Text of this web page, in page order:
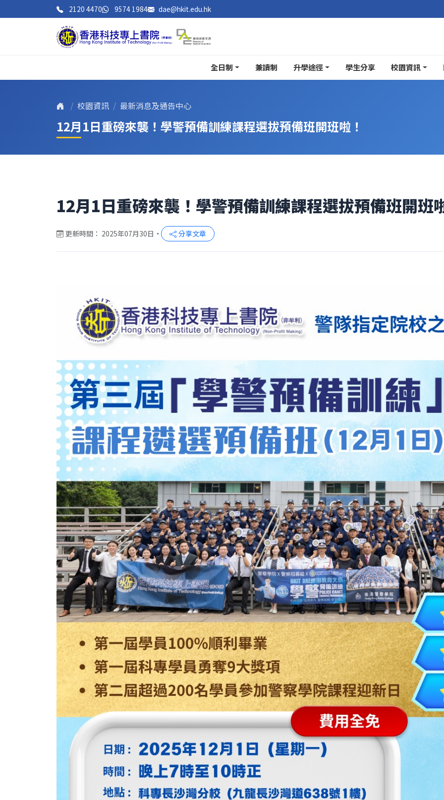
2120 4470 9574 1984 dae@hkit.edu.hk
全日制 兼讀制 升學途徑 學生分享 校園資訊
校園資訊 最新消息及通告中心
12月1日重磅來襲！學警預備訓練課程選拔預備班開班啦！
12月1日重磅來襲！學警預備訓練課程選拔預備班開班
更新時間： 2025年07月30日 • 分享文章